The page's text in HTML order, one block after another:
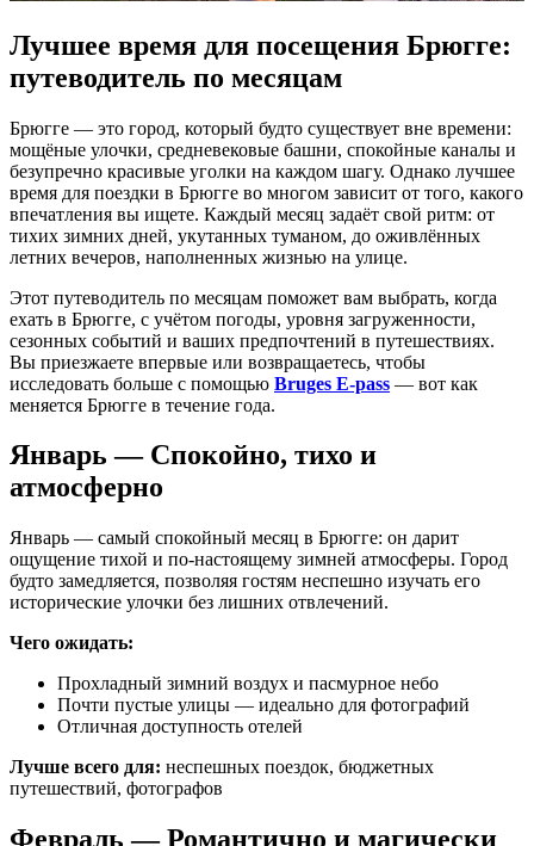
Лучшее время для посещения Брюгге:
путеводитель по месяцам
Брюгге — это город, который будто существует вне времени:
мощёные улочки, средневековые башни, спокойные каналы и
безупречно красивые уголки на каждом шагу. Однако лучшее
время для поездки в Брюгге во многом зависит от того, какого
впечатления вы ищете. Каждый месяц задаёт свой ритм: от
тихих зимних дней, укутанных туманом, до оживлённых
летних вечеров, наполненных жизнью на улице.
Этот путеводитель по месяцам поможет вам выбрать, когда
ехать в Брюгге, с учётом погоды, уровня загруженности,
сезонных событий и ваших предпочтений в путешествиях.
Вы приезжаете впервые или возвращаетесь, чтобы
исследовать больше с помощью Bruges E-pass — вот как
меняется Брюгге в течение года.
Январь — Спокойно, тихо и
атмосферно
Январь — самый спокойный месяц в Брюгге: он дарит
ощущение тихой и по-настоящему зимней атмосферы. Город
будто замедляется, позволяя гостям неспешно изучать его
исторические улочки без лишних отвлечений.
Чего ожидать:
Прохладный зимний воздух и пасмурное небо
Почти пустые улицы — идеально для фотографий
Отличная доступность отелей
Лучше всего для: неспешных поездок, бюджетных
путешествий, фотографов
Февраль — Романтично и магически